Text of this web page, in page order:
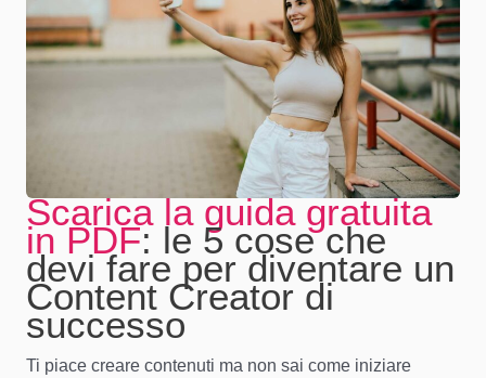
Scarica la guida gratuita
in PDF: le 5 cose che
devi fare per diventare un
Content Creator di
successo
Ti piace creare contenuti ma non sai come iniziare